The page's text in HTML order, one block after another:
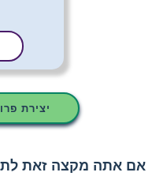
יצירת
אם אתה מקצה זאת